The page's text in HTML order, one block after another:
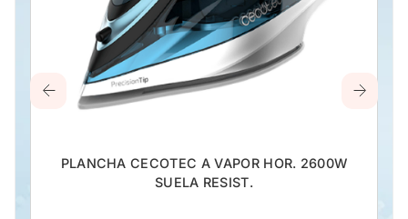
PLANCHA CECOTEC A VAPOR HOR. 2600W
SUELA RESIST.